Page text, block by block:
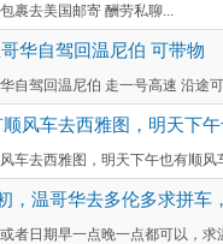
裹去美国邮寄 酬劳私聊...
华自驾回温尼伯 可带物
自驾回温尼伯 走一号高速 沿途
风车去西雅图，明天下午
车去西雅图，明天下午也有顺风
，温哥华去多伦多求拼车
者日期早一点晚一点都可以，求